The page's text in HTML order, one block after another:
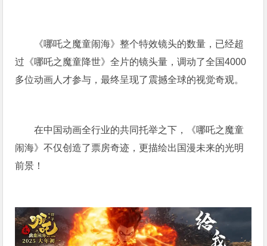
《哪吒之魔童闹海》整个特效镜头的数量，已经超
过《哪吒之魔童降世》全片的镜头量，调动了全国4000
多位动画人才参与，最终呈现了震撼全球的视觉奇观。
在中国动画全行业的共同托举之下，《哪吒之魔童
闹海》不仅创造了票房奇迹，更描绘出国漫未来的光明
前景！